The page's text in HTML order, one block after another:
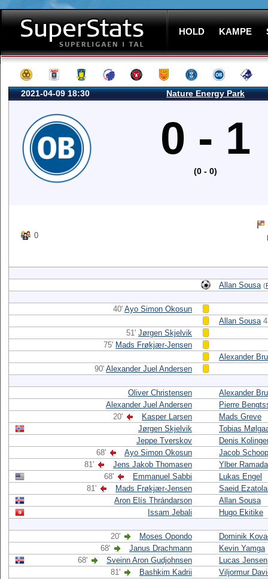
HOLD KAMPE
2021-04-09 18:30 Nature Energy Park
0 - 1
(0 - 0)
0
Allan Sousa (
40' Ayo Simon Okosun
Allan Sousa
51' Jørgen Skjelvik
75' Mads Frøkjær-Jensen
Alexander
90' Alexander Juel Andersen
Oliver Christensen
Alexander
Alexander Juel Andersen
Pierre
20'
Kasper Larsen
Mads Greve
Jørgen Skjelvik
Tobias
Jeppe Tverskov
Denis
68'
Ayo Simon Okosun
Jacob Schoop
81'
Jens Jakob Thomasen
Ylber
68'
Emmanuel Sabbi
Lukas Engel
81'
Mads Frøkjær-Jensen
Saeid
Aron Elís Thrándarson
Allan Sousa
Issam Jebali
Hugo Ekitike
20' Moses Opondo
Dominik
68'
Janus Drachmann
Kevin Yamga
68'
Sveinn Aron Gudjohnsen
Lucas Jensen
81'
Bashkim Kadrii
Viljormur